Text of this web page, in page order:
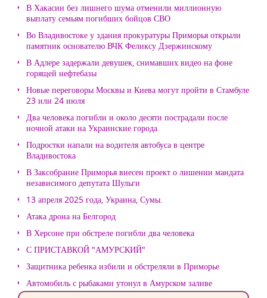
В Хакасии без лишнего шума отменили миллионную
выплату семьям погибших бойцов СВО
Во Владивостоке у здания прокуратуры Приморья открыли
памятник основателю ВЧК Феликсу Дзержинскому
В Адлере задержали девушек, снимавших видео на фоне
горящей нефтебазы
Новые переговоры Москвы и Киева могут пройти в Стамбуле
23 или 24 июля
Два человека погибли и около десяти пострадали после
ночной атаки на Украинские города
Подростки напали на водителя автобуса в центре
Владивостока
В Заксобрание Приморья внесен проект о лишении мандата
независимого депутата Шульги
13 апреля 2025 года, Украина, Сумы.
Атака дрона на Белгород
В Херсоне при обстреле погибли два человека
С ПРИСТАВКОЙ "АМУРСКИЙ"
Защитника ребенка избили и обстреляли в Приморье
Автомобиль с рыбаками утонул в Амурском заливе